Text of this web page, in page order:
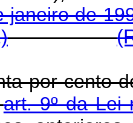
janeiro de
por cento
art. 9º da Lei